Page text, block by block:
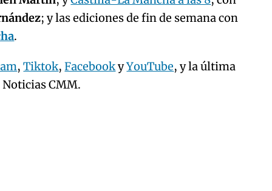
; y las ediciones de fin de semana con
.
,Tiktok,FacebookyYouTube, y la última
CMM.